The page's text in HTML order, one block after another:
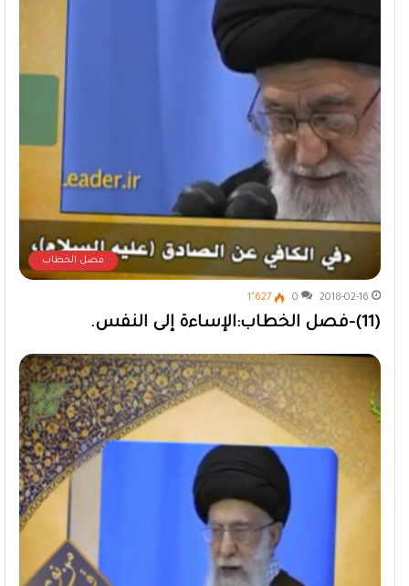
فصل الخطاب
2018-02-16
0 1٬627
(11)-فصل الخطاب:الإساءة إلى النفس.